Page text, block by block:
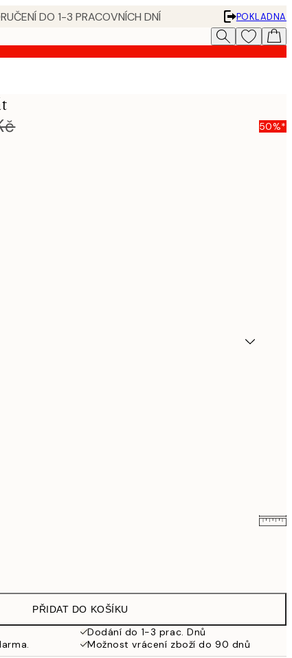
DO 1-3 PRACOVNÍCH DNÍ
POKLADNA
50%*
925 Kč
PŘIDAT DO KOŠÍKU
Dodání do 1-3 prac. Dnů
Možnost vrácení zboží do 90 dnů